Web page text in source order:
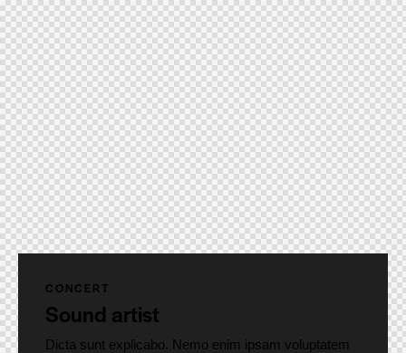
CONCERT
Sound artist
Dicta sunt explicabo. Nemo enim ipsam voluptatem